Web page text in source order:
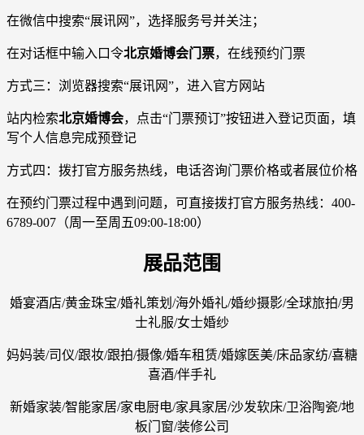
在微信中搜索“展讯网”，选择服务号并关注；
在对话框中输入口令北京婚博会门票，在线预约门票
方式三：浏览器搜索“展讯网”，进入官方网站
站内检索北京婚博会，点击“门票预订”按钮进入登记页面，填
写个人信息完成预登记
方式四：拨打官方服务热线，电话咨询门票价格或者展位价格
在预约门票过程中遇到问题，可直接拨打官方服务热线：400-
6789-007（周一至周五09:00-18:00）
展品范围
婚宴酒店/黄金珠宝/婚礼策划/海外婚礼/婚纱摄影/全球旅拍/男
士礼服/女士婚纱
妈妈装/司仪/跟妆/跟拍/摄像/婚车租赁/婚嫁医美/床品家纺/喜糖
喜酒/伴手礼
新婚家装/智能家居/家电厨电/家具家居/沙发软床/卫浴陶瓷/地
板门窗/装修公司